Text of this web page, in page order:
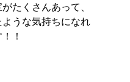
たくさんあって、
うな気持ちになれ
！